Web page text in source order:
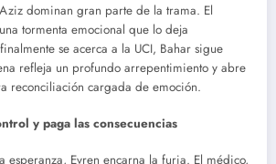
dominan gran parte de la trama. El
tormenta emocional que lo deja
se acerca a la UCI, Bahar sigue
refleja un profundo arrepentimiento y abre
reconciliación cargada de emoción.
y paga las consecuencias
esperanza, Evren encarna la furia. El médico,